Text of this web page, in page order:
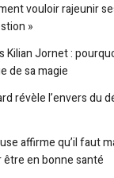
vouloir rajeunir
»
Kilian Jornet :
de sa magie
révèle l’envers du
affirme qu’il faut
être en bonne santé